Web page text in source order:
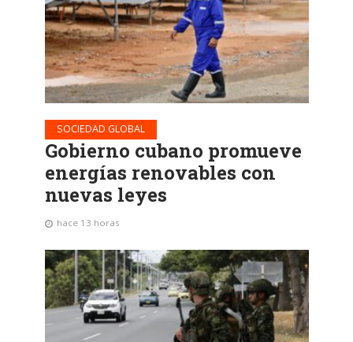
SOCIEDAD GLOBAL
Gobierno cubano promueve
energías renovables con
nuevas leyes
hace 13 horas